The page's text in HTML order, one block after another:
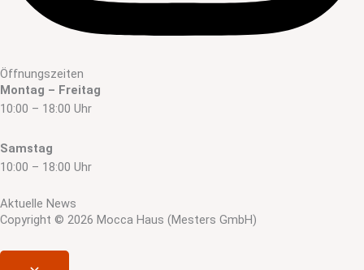
Öffnungszeiten
Montag – Freitag
10:00 – 18:00 Uhr
Samstag
10:00 – 18:00 Uhr
Aktuelle News
Copyright © 2026 Mocca Haus (Mesters GmbH)